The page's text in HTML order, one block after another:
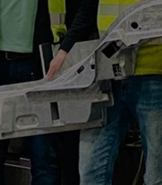
Enter
search
terms